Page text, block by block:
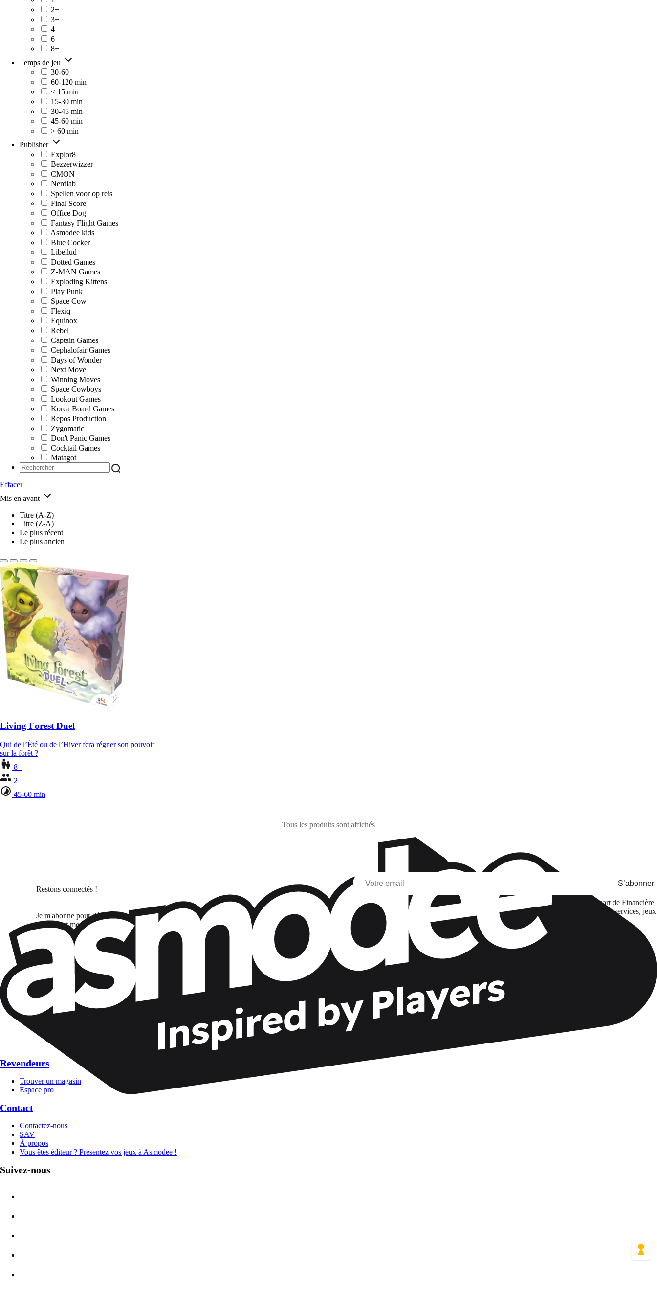
2+
3+
4+
6+
8+
Temps de jeu
30-60
60-120 min
< 15 min
15-30 min
30-45 min
45-60 min
> 60 min
Publisher
Explor8
Bezzerwizzer
CMON
Nerdlab
Spellen voor op reis
Final Score
Office Dog
Fantasy Flight Games
Asmodee kids
Blue Cocker
Libellud
Dotted Games
Z-MAN Games
Exploding Kittens
Play Punk
Space Cow
Flexiq
Equinox
Rebel
Captain Games
Cephalofair Games
Days of Wonder
Next Move
Winning Moves
Space Cowboys
Lookout Games
Korea Board Games
Repos Production
Zygomatic
Don't Panic Games
Cocktail Games
Matagot
Effacer
Mis en avant
Titre (A-Z)
Titre (Z-A)
Le plus récent
Le plus ancien
Living Forest Duel
Qui de l’Été ou de l’Hiver fera régner son pouvoir
sur la forêt ?
8+
2
45-60 min
Tous les produits sont affichés
Restons connectés !
Je m'abonne pour découvrir des jeux, des nouveautés et des contenus personnalisés selon mes centres
d'intérêt et mes ouvertures et clics d'emails
S’abonner
J’accepte de recevoir des informations par email et sur les réseaux sociaux de la part de Financière
Amuse BidCo et des sociétés du Groupe Asmodee listées
concernant leurs offres, services,
événements.
Vous pouvez changer d’avis à tout moment.
Pour plus d’informations sur le traitement de vos données, veuillez consulter notre Politique de
confidentialité.
Revendeurs
Trouver un magasin
Espace pro
Contact
Contactez-nous
SAV
À propos
Vous êtes éditeur ? Présentez vos jeux à Asmodee !
Suivez-nous